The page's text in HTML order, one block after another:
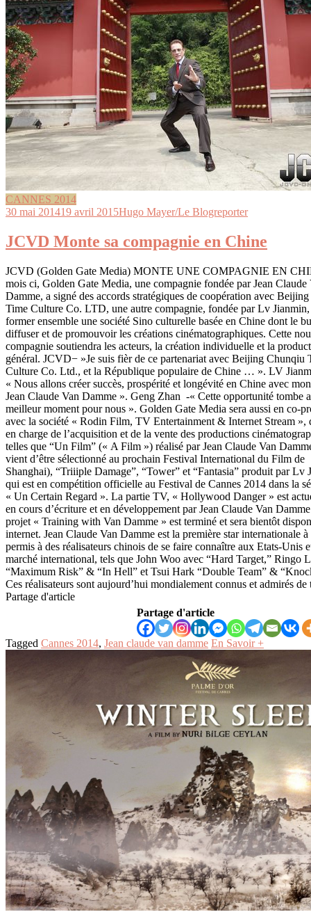
CANNES 2014
30 mai 201419 avril 2015Hugo Mayer/Le Blogreporter
JCVD Monte sa compagnie en Chine
JCVD (Golden Gate Media) MONTE UNE COMPAGNIE EN
mois ci, Golden Gate Media, une compagnie fondée par Jean Claude
Damme, a signé des accords stratégiques de coopération avec
Time Culture Co. LTD, une autre compagnie, fondée par Lv
former ensemble une société Sino culturelle basée en Chine dont le
diffuser et de promouvoir les créations cinématographiques. Cette
compagnie soutiendra les acteurs, la création individuelle et la
général. JCVD− »Je suis fièr de ce partenariat avec Beijing Chunqiu
Culture Co. Ltd., et la République populaire de Chine … ». LV
« Nous allons créer succès, prospérité et longévité en Chine avec
Jean Claude Van Damme ». Geng Zhan -« Cette opportunité tombe
meilleur moment pour nous ». Golden Gate Media sera aussi en co-
avec la société « Rodin Film, TV Entertainment & Internet Stream »,
en charge de l’acquisition et de la vente des productions
telles que “Un Film” (« A Film ») réalisé par Jean Claude Van
vient d’être sélectionné au prochain Festival International du Film de
Shanghai), “Triiiple Damage”, “Tower” et “Fantasia” produit par Lv
qui est en compétition officielle au Festival de Cannes 2014 dans la
« Un Certain Regard ». La partie TV, « Hollywood Danger » est
en cours d’écriture et en développement par Jean Claude Van
projet « Training with Van Damme » est terminé et sera bientôt
internet. Jean Claude Van Damme est la première star internationale
permis à des réalisateurs chinois de se faire connaître aux Etats-Unis
marché international, tels que John Woo avec “Hard Target,” Ringo
“Maximum Risk” & “In Hell” et Tsui Hark “Double Team” &
Ces réalisateurs sont aujourd’hui mondialement connus et admirés de
Partage d'article
Partage d'article
Tagged Cannes 2014, Jean claude van damme En Savoir +